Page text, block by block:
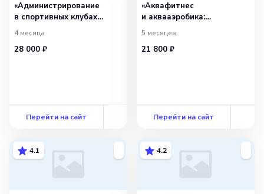
«Администрирование
в спортивных клубах
и фитнес-центрах»
с присвоением
квалификации
4 месяца
28 000 ₽
Перейти на сайт
«Аквафитнес
и аквааэробика:
организационно-
методическая подготовка
и проведение занятий»
5 месяцев
21 800 ₽
Перейти на сайт
4.1 4.2